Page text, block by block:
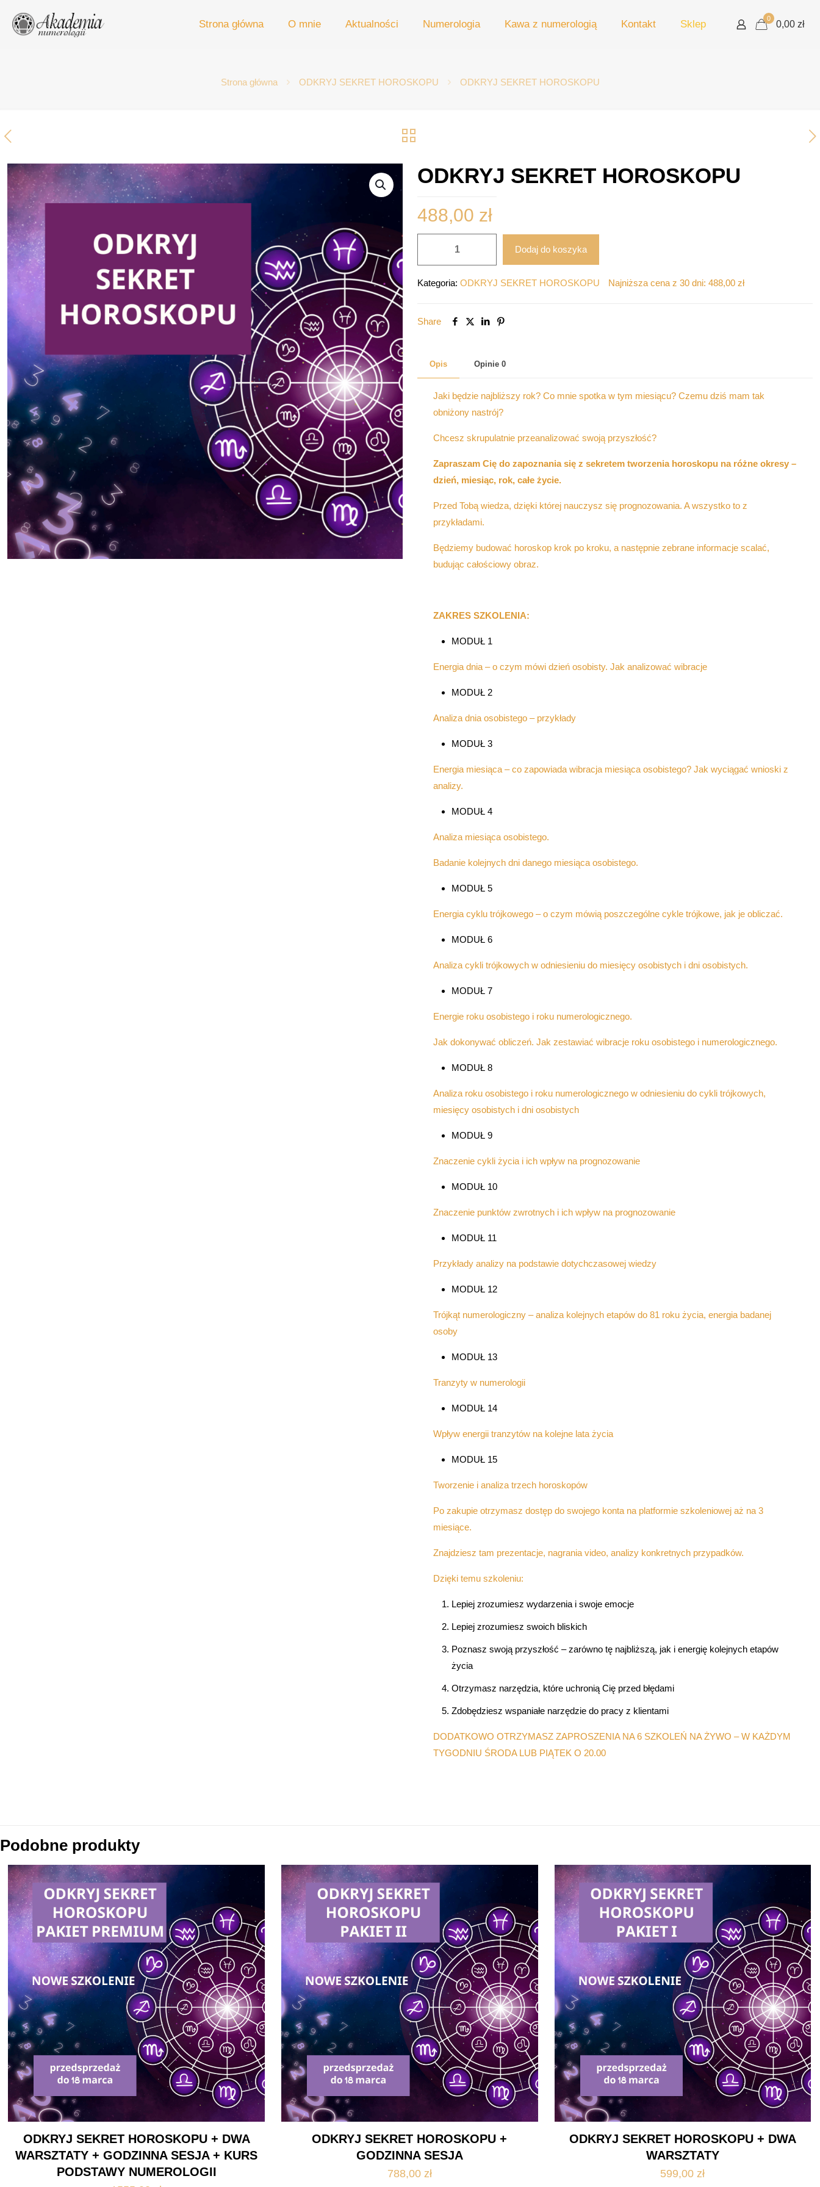
Strona główna O mnie Aktualności Numerologia Kawa z numerologią Kontakt Sklep 0
0,00 zł
Strona główna ODKRYJ SEKRET HOROSKOPU ODKRYJ SEKRET HOROSKOPU
ODKRYJ SEKRET HOROSKOPU
488,00 zł
HOROSKOPU
Dodaj do koszyka
Kategoria: ODKRYJ SEKRET HOROSKOPU Najniższa cena z 30 dni: 488,00 zł
Share
Opis Opinie 0
Jaki będzie najbliższy rok? Co mnie spotka w tym miesiącu? Czemu dziś mam tak
obniżony nastrój?
Chcesz skrupulatnie przeanalizować swoją przyszłość?
Zapraszam Cię do zapoznania się z sekretem tworzenia horoskopu na różne okresy –
dzień, miesiąc, rok, całe życie.
Przed Tobą wiedza, dzięki której nauczysz się prognozowania. A wszystko to z
przykładami.
Będziemy budować horoskop krok po kroku, a następnie zebrane informacje scalać,
budując całościowy obraz.
ZAKRES SZKOLENIA:
MODUŁ 1
Energia dnia – o czym mówi dzień osobisty. Jak analizować wibracje
MODUŁ 2
Analiza dnia osobistego – przykłady
MODUŁ 3
Energia miesiąca – co zapowiada wibracja miesiąca osobistego? Jak wyciągać wnioski z
analizy.
MODUŁ 4
Analiza miesiąca osobistego.
Badanie kolejnych dni danego miesiąca osobistego.
MODUŁ 5
Energia cyklu trójkowego – o czym mówią poszczególne cykle trójkowe, jak je obliczać.
MODUŁ 6
Analiza cykli trójkowych w odniesieniu do miesięcy osobistych i dni osobistych.
MODUŁ 7
Energie roku osobistego i roku numerologicznego.
Jak dokonywać obliczeń. Jak zestawiać wibracje roku osobistego i numerologicznego.
MODUŁ 8
Analiza roku osobistego i roku numerologicznego w odniesieniu do cykli trójkowych,
miesięcy osobistych i dni osobistych
MODUŁ 9
Znaczenie cykli życia i ich wpływ na prognozowanie
MODUŁ 10
Znaczenie punktów zwrotnych i ich wpływ na prognozowanie
MODUŁ 11
Przykłady analizy na podstawie dotychczasowej wiedzy
MODUŁ 12
Trójkąt numerologiczny – analiza kolejnych etapów do 81 roku życia, energia badanej
osoby
MODUŁ 13
Tranzyty w numerologii
MODUŁ 14
Wpływ energii tranzytów na kolejne lata życia
MODUŁ 15
Tworzenie i analiza trzech horoskopów
Po zakupie otrzymasz dostęp do swojego konta na platformie szkoleniowej aż na 3
miesiące.
Znajdziesz tam prezentacje, nagrania video, analizy konkretnych przypadków.
Dzięki temu szkoleniu:
Lepiej zrozumiesz wydarzenia i swoje emocje
Lepiej zrozumiesz swoich bliskich
Poznasz swoją przyszłość – zarówno tę najbliższą, jak i energię kolejnych etapów
życia
Otrzymasz narzędzia, które uchronią Cię przed błędami
Zdobędziesz wspaniałe narzędzie do pracy z klientami
DODATKOWO OTRZYMASZ ZAPROSZENIA NA 6 SZKOLEŃ NA ŻYWO – W KAŻDYM
TYGODNIU ŚRODA LUB PIĄTEK O 20.00
Podobne produkty
ODKRYJ SEKRET HOROSKOPU + DWA
WARSZTATY + GODZINNA SESJA + KURS
PODSTAWY NUMEROLOGII
ODKRYJ SEKRET HOROSKOPU +
GODZINNA SESJA
788,00 zł
ODKRYJ SEKRET HOROSKOPU + DWA
WARSZTATY
599,00 zł